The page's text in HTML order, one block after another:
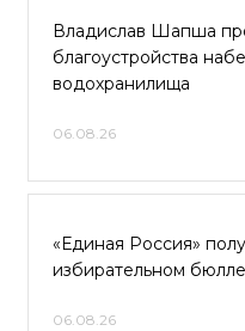
Владислав Шапша
благоустройства
водохранилища
06.08.26
«Единая Россия»
избирательном
06.08.26